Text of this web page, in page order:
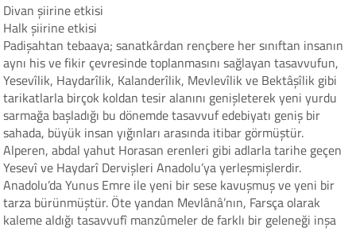
Divan şiirine etkisi
Halk şiirine etkisi
Padişahtan tebaaya; sanatkârdan rençbere her sınıftan insanın
aynı his ve fikir çevresinde toplanmasını sağlayan tasavvufun,
Yesevîlik, Haydarîlik, Kalanderîlik, Mevlevîlik ve Bektâşîlik gibi
tarikatlarla birçok koldan tesir alanını genişleterek yeni yurdu
sarmağa başladığı bu dönemde tasavvuf edebiyatı geniş bir
sahada, büyük insan yığınları arasında itibar görmüştür.
Alperen, abdal yahut Horasan erenleri gibi adlarla tarihe geçen
Yesevî ve Haydarî Dervişleri Anadolu’ya yerleşmişlerdir.
Anadolu’da Yunus Emre ile yeni bir sese kavuşmuş ve yeni bir
tarza bürünmüştür. Öte yandan Mevlânâ’nın, Farsça olarak
kaleme aldığı tasavvufî manzûmeler de farklı bir geleneği inşa